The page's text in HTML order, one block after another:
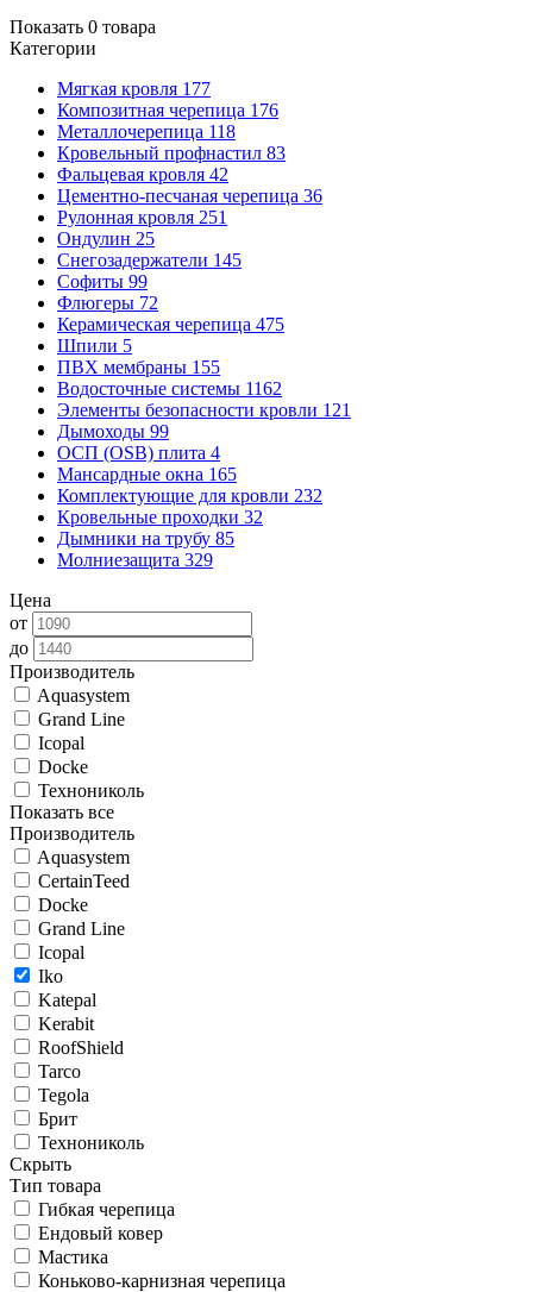
Показать 0 товара
Категории
Мягкая кровля 177
Композитная черепица 176
Металлочерепица 118
Кровельный профнастил 83
Фальцевая кровля 42
Цементно-песчаная черепица 36
Рулонная кровля 251
Ондулин 25
Снегозадержатели 145
Софиты 99
Флюгеры 72
Керамическая черепица 475
Шпили 5
ПВХ мембраны 155
Водосточные системы 1162
Элементы безопасности кровли 121
Дымоходы 99
ОСП (OSB) плита 4
Мансардные окна 165
Комплектующие для кровли 232
Кровельные проходки 32
Дымники на трубу 85
Молниезащита 329
Цена
от
до
Производитель
Aquasystem
Grand Line
Icopal
Docke
Технониколь
Показать все
Производитель
Aquasystem
CertainTeed
Docke
Grand Line
Icopal
Iko
Katepal
Kerabit
RoofShield
Tarco
Tegola
Брит
Технониколь
Скрыть
Тип товара
Гибкая черепица
Ендовый ковер
Мастика
Коньково-карнизная черепица